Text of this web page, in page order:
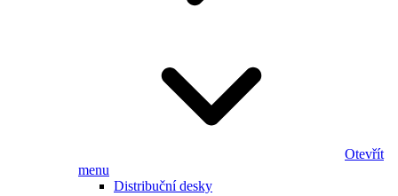
Otevřít
menu
Distribuční desky